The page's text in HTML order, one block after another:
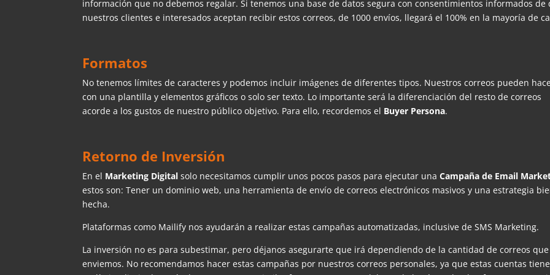
información que no debemos regalar. Si tenemos una base de datos segura con consentimientos informados de
nuestros clientes e interesados aceptan recibir estos correos, de 1000 envíos, llegará el 100% en la mayoría de
Formatos
No tenemos límites de caracteres y podemos incluir imágenes de diferentes tipos. Nuestros correos pueden
con una plantilla y elementos gráficos o solo ser texto. Lo importante será la diferenciación del resto de correos
acorde a los gustos de nuestro público objetivo. Para ello, recordemos el Buyer Persona.
Retorno de Inversión
En el Marketing Digital solo necesitamos cumplir unos pocos pasos para ejecutar una Campaña de Email
estos son: Tener un dominio web, una herramienta de envío de correos electrónicos masivos y una estrategia
hecha.
Plataformas como Mailify nos ayudarán a realizar estas campañas automatizadas, inclusive de SMS Marketing.
La inversión no es para subestimar, pero déjanos asegurarte que irá dependiendo de la cantidad de correos que
enviemos. No recomendamos hacer estas campañas por nuestros correos personales, ya que estas cuentas